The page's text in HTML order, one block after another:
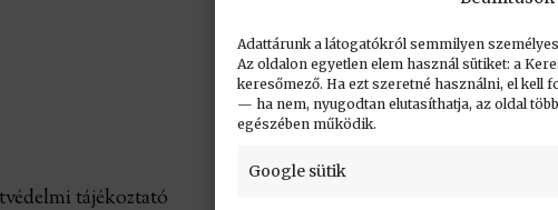
Adattárunk a látogatókról semmilyen
Az oldalon egyetlen elem használ sütiket: a
keresőmező. Ha ezt szeretné használni, el kell
— ha nem, nyugodtan elutasíthatja, az oldal
egészében működik.
Google sütik
tájékoztató